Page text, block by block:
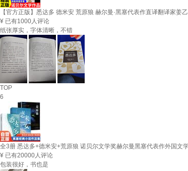
【官方正版】悉达多 德米安 荒原狼 赫尔曼·黑塞代表作直译翻译家姜
¥ 已有1000人评论
纸张厚实，字体清晰，不错
TOP
6
全3册 悉达多+德米安+荒原狼 诺贝尔文学奖赫尔曼黑塞代表作外国文
¥ 已有20000人评论
包装很好，书也是